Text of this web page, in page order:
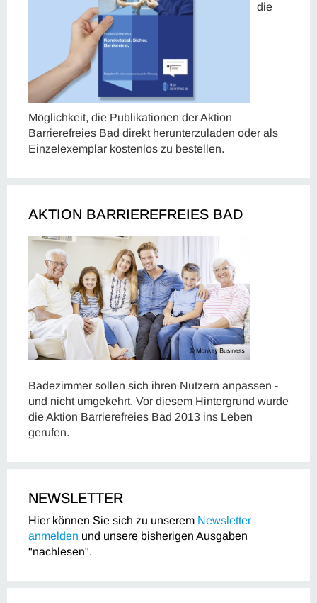
die
Möglichkeit, die Publikationen der Aktion
Barrierefreies Bad direkt herunterzuladen oder als
Einzelexemplar kostenlos zu bestellen.
AKTION BARRIEREFREIES BAD
Badezimmer sollen sich ihren Nutzern anpassen -
und nicht umgekehrt. Vor diesem Hintergrund wurde
die Aktion Barrierefreies Bad 2013 ins Leben
gerufen.
NEWSLETTER
Hier können Sie sich zu unserem Newsletter
anmelden und unsere bisherigen Ausgaben
"nachlesen".